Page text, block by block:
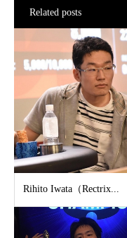
Related posts
Rihito Iwata（Rectrix...